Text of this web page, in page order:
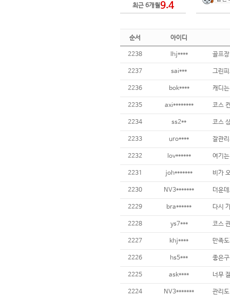
최근 6개월9.4
순서 아이디
2238 lhj****
2237 sai***
2236 bok****
2235 axi********
2234 ss2**
2233 uro**** 잘관
2232 lov******
2231 joh*******
2230 NV3*******
2229 bra******
2228 ys7***
2227 khj****
2226 hs5*** 좋은
2225 ask****
2224 NV3*******